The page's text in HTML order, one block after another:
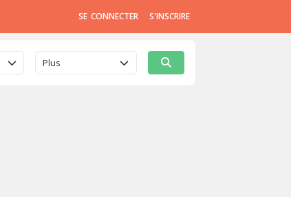
SE CONNECTER S'INSCRIRE
Plus